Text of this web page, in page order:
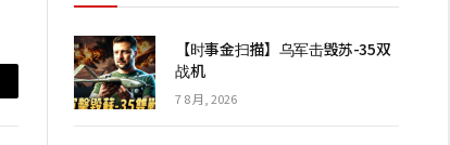
【时事金扫描】乌军击毁苏-35双
战机
7 8 月, 2026